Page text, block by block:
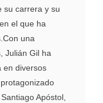
su carrera y su
el que ha
una
Julián Gil ha
en diversos
Apóstol,